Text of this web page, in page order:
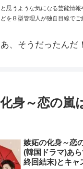
思うような気になる芸能情
をＢ型管理人が独自目線でご
あ、そうだったんだ！
身～恋の嵐
嫉妬の化身～恋
(韓国ドラマ)あ
終回結末)とキャ